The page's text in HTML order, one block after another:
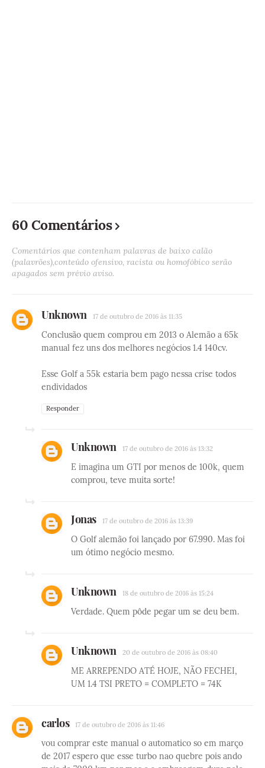
60 Comentários
Comentários que contenham palavras de baixo calão
(palavrões),conteúdo ofensivo, racista ou homofóbico serão
apagados sem prévio aviso.
Unknown 17 de outubro de 2016 às 11:35
Conclusão quem comprou em 2013 o Alemão a 65k
manual fez uns dos melhores negócios 1.4 140cv.
Esse Golf a 55k estaria bem pago nessa crise todos
endividados
Responder
Unknown 17 de outubro de 2016 às 13:32
E imagina um GTI por menos de 100k, quem
comprou, teve muita sorte!
Jonas 17 de outubro de 2016 às 13:39
O Golf alemão foi lançado por 67.990. Mas foi
um ótimo negócio mesmo.
Unknown 18 de outubro de 2016 às 15:24
Verdade. Quem pôde pegar um se deu bem.
Unknown 20 de outubro de 2016 às 08:40
ME ARREPENDO ATÉ HOJE, NÃO FECHEI,
UM 1.4 TSI PRETO = COMPLETO = 74K
carlos 17 de outubro de 2016 às 11:46
vou comprar este manual o automatico so em março
de 2017 espero que esse turbo nao quebre pois ando